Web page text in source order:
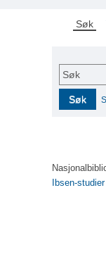
Søk
Søk
Søk
Ibsen-studier